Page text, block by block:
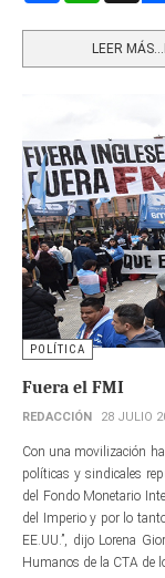
LEER
POLÍTICA
Fuera el FMI
REDACCIÓN 28 JULIO
Con una movilización
políticas y sindicales
del Fondo Monetario
del Imperio y por lo
EE.UU.”, dijo Lorena
Humanos de la CTA de